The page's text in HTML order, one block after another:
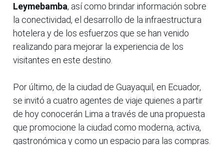
Leymebamba, así como brindar información sobre
la conectividad, el desarrollo de la infraestructura
hotelera y de los esfuerzos que se han venido
realizando para mejorar la experiencia de los
visitantes en este destino.
Por último, de la ciudad de Guayaquil, en Ecuador,
se invitó a cuatro agentes de viaje quienes a partir
de hoy conocerán Lima a través de una propuesta
que promocione la ciudad como moderna, activa,
gastronómica y como un espacio para las compras.